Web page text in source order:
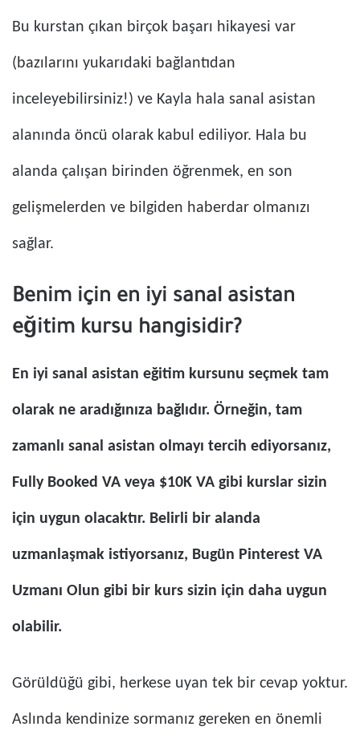
Bu kurstan çıkan birçok başarı hikayesi var
(bazılarını yukarıdaki bağlantıdan
inceleyebilirsiniz!) ve Kayla hala sanal asistan
alanında öncü olarak kabul ediliyor. Hala bu
alanda çalışan birinden öğrenmek, en son
gelişmelerden ve bilgiden haberdar olmanızı
sağlar.
Benim için en iyi sanal asistan
eğitim kursu hangisidir?
En iyi sanal asistan eğitim kursunu seçmek tam
olarak ne aradığınıza bağlıdır. Örneğin, tam
zamanlı sanal asistan olmayı tercih ediyorsanız,
Fully Booked VA veya $10K VA gibi kurslar sizin
için uygun olacaktır. Belirli bir alanda
uzmanlaşmak istiyorsanız, Bugün Pinterest VA
Uzmanı Olun gibi bir kurs sizin için daha uygun
olabilir.
Görüldüğü gibi, herkese uyan tek bir cevap yoktur.
Aslında kendinize sormanız gereken en önemli